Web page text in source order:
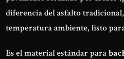
diferencia del asfalto
temperatura ambiente, listo
Es el material estándar para